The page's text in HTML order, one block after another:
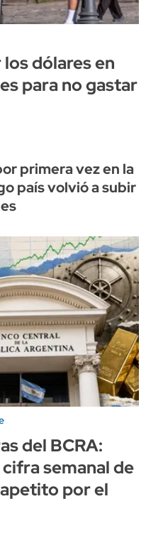
dólares en
para no gastar
primera vez en la
país volvió a subir
del BCRA:
semanal de
por el